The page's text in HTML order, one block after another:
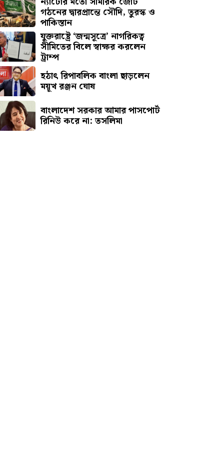
গঠনের দ্বারপ্রান্তে সৌদি, তুরস্ক ও
পাকিস্তান
যুক্তরাষ্ট্রে ‘জন্মসূত্রে’ নাগরিকত্ব
সীমিতের বিলে স্বাক্ষর করলেন
ট্রাম্প
হঠাৎ রিপাবলিক বাংলা ছাড়লেন
ময়ূখ রঞ্জন ঘোষ
বাংলাদেশ সরকার আমার পাসপোর্ট
রিনিউ করে না: তসলিমা